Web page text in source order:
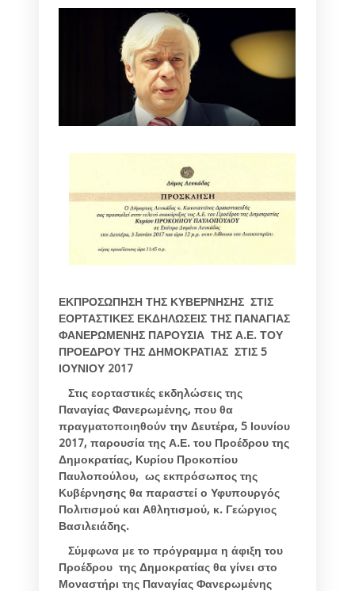
ΕΚΠΡΟΣΩΠΗΣΗ ΤΗΣ ΚΥΒΕΡΝΗΣΗΣ ΣΤΙΣ
ΕΟΡΤΑΣΤΙΚΕΣ ΕΚΔΗΛΩΣΕΙΣ ΤΗΣ ΠΑΝΑΓΙΑΣ
ΦΑΝΕΡΩΜΕΝΗΣ ΠΑΡΟΥΣΙΑ ΤΗΣ Α.Ε. ΤΟΥ
ΠΡΟΕΔΡΟΥ ΤΗΣ ΔΗΜΟΚΡΑΤΙΑΣ ΣΤΙΣ 5
ΙΟΥΝΙΟΥ 2017
Στις εορταστικές εκδηλώσεις της
Παναγίας Φανερωμένης, που θα
πραγματοποιηθούν την Δευτέρα, 5 Ιουνίου
2017, παρουσία της Α.Ε. του Προέδρου της
Δημοκρατίας, Κυρίου Προκοπίου
Παυλοπούλου, ως εκπρόσωπος της
Κυβέρνησης θα παραστεί ο Υφυπουργός
Πολιτισμού και Αθλητισμού, κ. Γεώργιος
Βασιλειάδης.
Σύμφωνα με το πρόγραμμα η άφιξη του
Προέδρου της Δημοκρατίας θα γίνει στο
Μοναστήρι της Παναγίας Φανερωμένης